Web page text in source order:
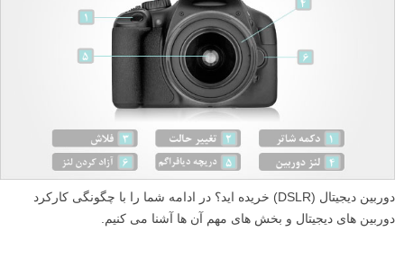
دوربین دیجیتال (DSLR) خریده اید؟ در ادامه شما را با چگونگی کارکرد
دوربین های دیجیتال و بخش های مهم آن ها آشنا می کنیم.